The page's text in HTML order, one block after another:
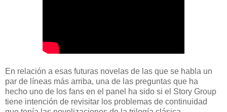
En relación a esas futuras novelas de las que se habla un
par de líneas más arriba, una de las preguntas que ha
hecho uno de los fans en el panel ha sido si el Story Group
tiene intención de revisitar los problemas de continuidad